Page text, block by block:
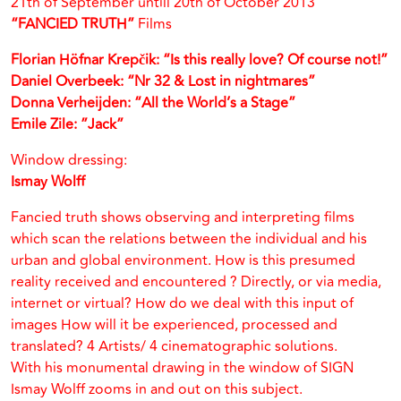
“FANCIED TRUTH” Films
Florian Höfnar Krepčik: “Is this really love? Of course not!”
Daniel Overbeek: “Nr 32 & Lost in nightmares”
Donna Verheijden: “All the World’s a Stage”
Emile Zile: ”Jack”
Window dressing:
Ismay Wolff
Fancied truth shows observing and interpreting films
which scan the relations between the individual and his
urban and global environment. How is this presumed
reality received and encountered ? Directly, or via media,
internet or virtual? How do we deal with this input of
images How will it be experienced, processed and
translated? 4 Artists/ 4 cinematographic solutions.
With his monumental drawing in the window of SIGN
Ismay Wolff zooms in and out on this subject.